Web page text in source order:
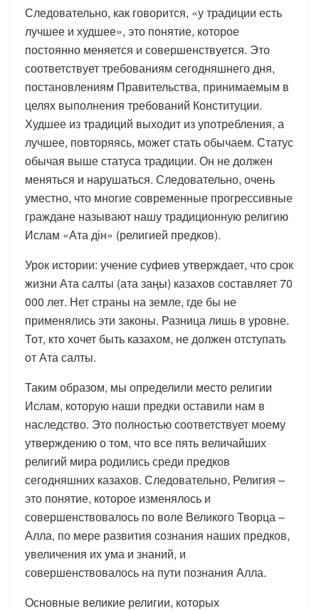
Следовательно, как говорится, «у традиции есть
лучшее и худшее», это понятие, которое
постоянно меняется и совершенствуется. Это
соответствует требованиям сегодняшнего дня,
постановлениям Правительства, принимаемым в
целях выполнения требований Конституции.
Худшее из традиций выходит из употребления, а
лучшее, повторяясь, может стать обычаем. Статус
обычая выше статуса традиции. Он не должен
меняться и нарушаться. Следовательно, очень
уместно, что многие современные прогрессивные
граждане называют нашу традиционную религию
Ислам «Ата дін» (религией предков).
Урок истории: учение суфиев утверждает, что срок
жизни Ата салты (ата заңы) казахов составляет 70
000 лет. Нет страны на земле, где бы не
применялись эти законы. Разница лишь в уровне.
Тот, кто хочет быть казахом, не должен отступать
от Ата салты.
Таким образом, мы определили место религии
Ислам, которую наши предки оставили нам в
наследство. Это полностью соответствует моему
утверждению о том, что все пять величайших
религий мира родились среди предков
сегодняшних казахов. Следовательно, Религия –
это понятие, которое изменялось и
совершенствовалось по воле Великого Творца –
Алла, по мере развития сознания наших предков,
увеличения их ума и знаний, и
совершенствовалось на пути познания Алла.
Основные великие религии, которых